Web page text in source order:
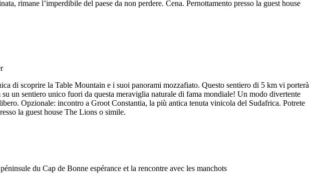
rimane l’imperdibile del paese da non perdere. Cena. Pernottamento presso la guest house
di scoprire la Table Mountain e i suoi panorami mozzafiato. Questo sentiero di 5 km vi porterà
un sentiero unico fuori da questa meraviglia naturale di fama mondiale! Un modo divertente
Opzionale: incontro a Groot Constantia, la più antica tenuta vinicola del Sudafrica. Potrete
la guest house The Lions o simile.